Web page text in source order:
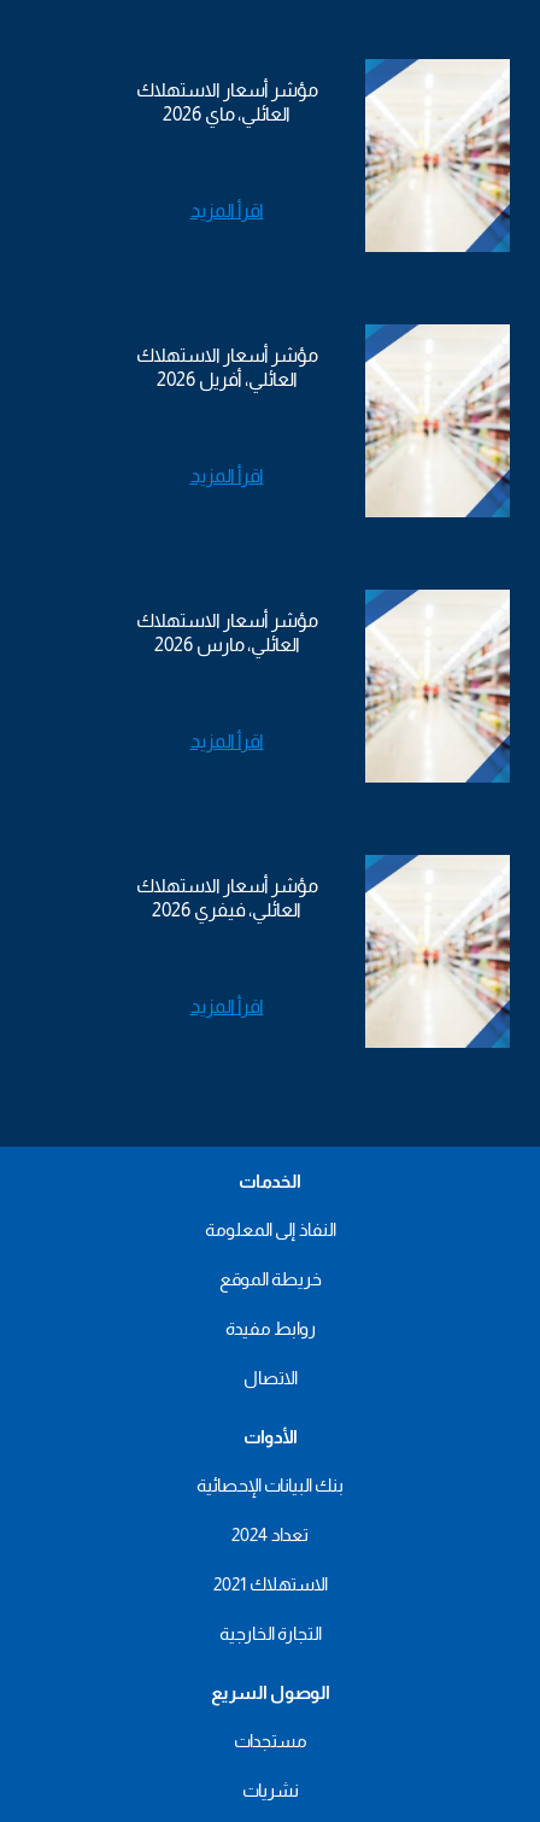
مؤشر أسعار الاستهلاك
العائلي، ماي 2026
اقرأ المزيد
مؤشر أسعار الاستهلاك
العائلي، أفريل 2026
اقرأ المزيد
مؤشر أسعار الاستهلاك
العائلي، مارس 2026
اقرأ المزيد
مؤشر أسعار الاستهلاك
العائلي، فيفري 2026
اقرأ المزيد
الخدمات
النفاذ إلى المعلومة
خريطة الموقع
روابط مفيدة
الاتصال
الأدوات
بنك البيانات الإحصائية
تعداد 2024
الاستهلاك 2021
التجارة الخارجية
الوصول السريع
مستجدات
نشريات